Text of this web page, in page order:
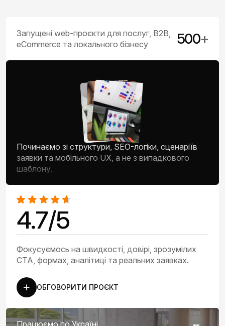
Запущені web-проєкти для послуг, B2B,
eCommerce та локального бізнесу
500+
Починаємо зі структури, SEO-логіки, сценаріїв
заявки та мобільного UX, а не з випадкового
шаблону.
4.7/5
Фокусуємось на швидкості, довірі, зрозумілих
CTA, формах, аналітиці та реальних заявках.
ОБГОВОРИТИ ПРОЄКТ
Працюємо по Україні